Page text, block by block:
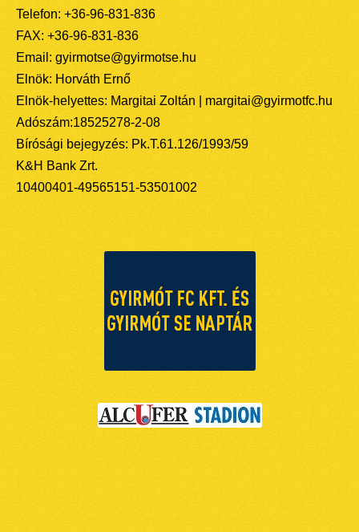
Telefon: +36-96-831-836
FAX: +36-96-831-836
Email: gyirmotse@gyirmotse.hu
Elnök: Horváth Ernő
Elnök-helyettes: Margitai Zoltán | margitai@gyirmotfc.hu
Adószám:18525278-2-08
Bírósági bejegyzés: Pk.T.61.126/1993/59
K&H Bank Zrt.
10400401-49565151-53501002